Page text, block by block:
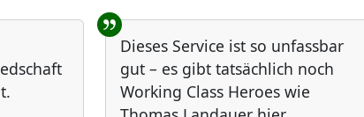
Dieses Service ist so unfassbar
gut – es gibt tatsächlich noch
Working Class Heroes wie